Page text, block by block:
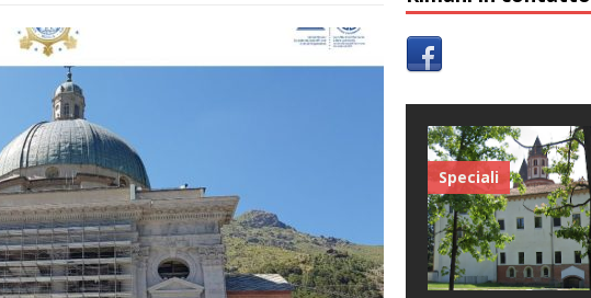
Speciali